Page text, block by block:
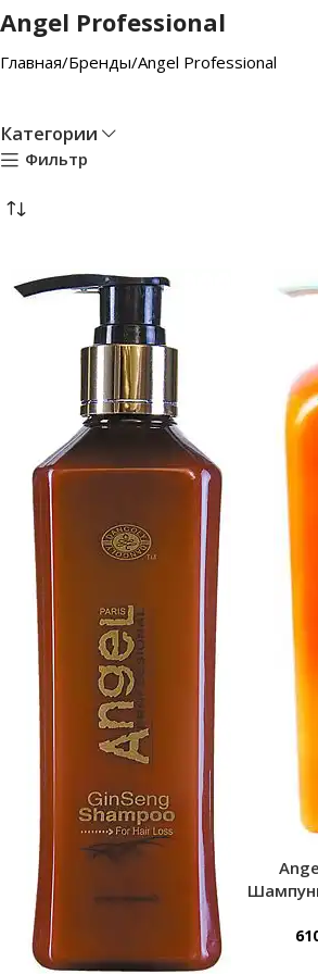
Angel Professional
Главная Бренды Angel Professional
Категории
Фильтр